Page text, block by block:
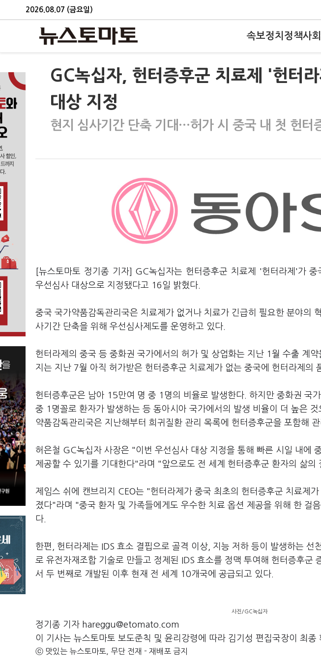
2026.08.07 (금요일)
속보정치 정책사회
GC녹십자, 헌터증후군 치료제 '헌터
대상 지정
현지 심사기간 단축 기대…허가 시 중국 내 첫 헌터
[뉴스토마토 정기종 기자] GC녹십자는 헌터증후군 치료제 '헌터라제'가
우선심사 대상으로 지정됐다고 16일 밝혔다.
중국 국가약품감독관리국은 치료제가 없거나 치료가 긴급히 필요한 분야의
사기간 단축을 위해 우선심사제도를 운영하고 있다.
헌터라제의 중국 등 중화권 국가에서의 허가 및 상업화는 지난 1월 수출 계
지는 지난 7월 아직 허가받은 헌터증후군 치료제가 없는 중국에 헌터라제의
헌터증후군은 남아 15만여 명 중 1명의 비율로 발생한다. 하지만 중화권 국
중 1명꼴로 환자가 발생하는 등 동아시아 국가에서의 발생 비율이 더 높은
약품감독관리국은 지난해부터 희귀질환 관리 목록에 헌터증후군을 포함해 관
허은철 GC녹십자 사장은 "이번 우선심사 대상 지정을 통해 빠른 시일 내에
제공할 수 있기를 기대한다"라며 "앞으로도 전 세계 헌터증후군 환자의 삶의
제임스 쉬에 캔브리지 CEO는 "헌터라제가 중국 최초의 헌터증후군 치료제
졌다"라며 "중국 환자 및 가족들에게도 우수한 치료 옵션 제공을 위해 한 걸
다.
한편, 헌터라제는 IDS 효소 결핍으로 골격 이상, 지능 저하 등이 발생하는 선
로 유전자재조합 기술로 만들고 정제된 IDS 효소를 정맥 투여해 헌터증후군
서 두 번째로 개발된 이후 현재 전 세계 10개국에 공급되고 있다.
사진/GC녹십자
정기종 기자 hareggu@etomato.com
이 기사는 뉴스토마토 보도준칙 및 윤리강령에 따라 김기성 편집국장이 최종
ⓒ 맛있는 뉴스토마토, 무단 전재 - 재배포 금지